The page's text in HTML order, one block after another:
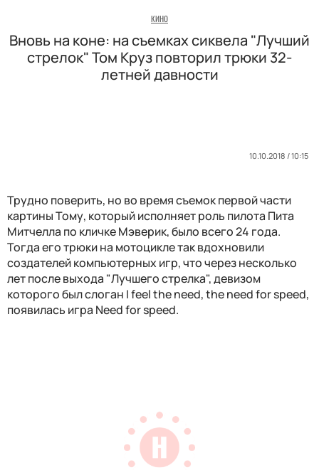
КИНО
Вновь на коне: на съемках сиквела "Лучший
стрелок" Том Круз повторил трюки 32-
летней давности
10.10.2018 / 10:15
Трудно поверить, но во время съемок первой части
картины Тому, который исполняет роль пилота Пита
Митчелла по кличке Мэверик, было всего 24 года.
Тогда его трюки на мотоцикле так вдохновили
создателей компьютерных игр, что через несколько
лет после выхода "Лучшего стрелка", девизом
которого был слоган I feel the need, the need for speed,
появилась игра Need for speed.